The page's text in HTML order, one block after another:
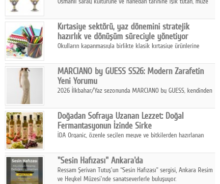
Ağustos'ta Arthill Müzecilik'in düzenleyeceği özel müzayedede
koleksiyonerlerle buluşuyor
Kırtasiye sektörü, yaz dönemini stratejik
hazırlık ve dönüşüm süreciyle yönetiyor
Okulların kapanmasıyla birlikte klasik kırtasiye ürünlerine
sanat ve eğitici aktivite ürünleriyle dinamik bir biçimde
geçiriyor.
MARCIANO by GUESS SS26: Modern Zarafetin
Yeni Yorumu
2026 İlkbahar/Yaz sezonunda MARCIANO by GUESS, kendinden
Doğadan Sofraya Uzanan Lezzet: Doğal
Fermantasyonun İzinde Sirke
İDA Organic, özenle seçilen meyve ve bitkilerden hazırlanan
sofralarına taşıyor.
"Sesin Hafızası" Ankara'da
Ressam Şerivan Tutuş'un “Sesin Hafızası” sergisi, Ankara Resim
ve Heykel Müzesi'nde sanatseverlerle buluşuyor.